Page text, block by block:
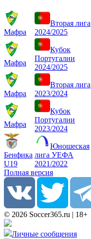
Мафра
Вторая лига
2024/2025
Мафра
Кубок
Португалии
2024/2025
Мафра
Вторая лига
2023/2024
Мафра
Кубок
Португалии
2023/2024
Бенфика
U19
Юношеская
лига УЕФА
2021/2022
Полная версия
© 2026 Soccer365.ru | 18+
Личные сообщения